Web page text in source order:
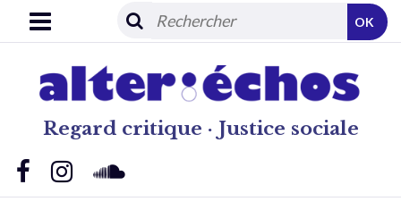
Regard critique · Justice sociale
OK